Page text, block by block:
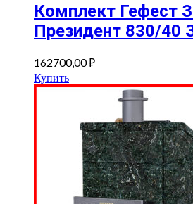
Комплект Гефест
Президент 830/40
162700,00₽
Купить